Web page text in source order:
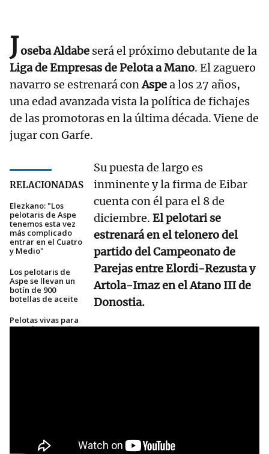
Joseba Aldabe será el próximo debutante de la
Liga de Empresas de Pelota a Mano. El zaguero
navarro se estrenará conAspea los 27 años,
una edad avanzada vista la política de fichajes
de las promotoras en la última década. Viene de
jugar con Garfe.
RELACIONADAS
Elezkano: "Los
pelotaris de Aspe
tenemos esta vez
más complicado
entrar en el Cuatro
y Medio"
Los pelotaris de
Aspe se llevan un
botín de 900
botellas de aceite
Pelotas vivas para
que Altuna y Peio
Su puesta de largo es
inminente y la firma de Eibar
cuenta con él para el 8 de
diciembre. El pelotari se
estrenará en el telonero del
partido del Campeonato de
Parejas entre Elordi-Rezusta y
Artola-Imaz en el Atano III de
Donostia.